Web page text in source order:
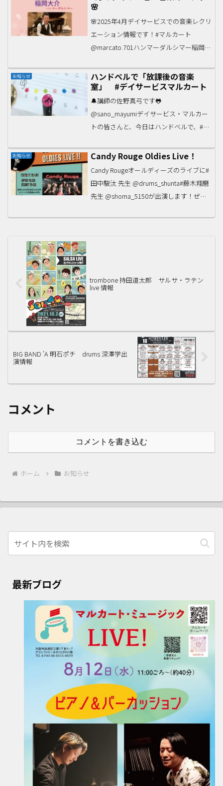
fes vol....
🌸
🌸2025年4月デイサービスでの音楽レクリ
エーション情報です！#マルカート
@marcato.701ハンマーダルシマー稲岡さ
弦楽器、異国情緒を味わってください✨#
まごのて楢葉 堺#フローレス兄弟@flore...
お知らせ
ハンドベルで「放課後の音楽
室」 #デイサービスマルカート
🔔講師の佐野真弓です🐸
@sano_mayumiデイサービス・マルカー
トの皆さんと、今日はハンドベルで、#放
た✨次回、9/15（金）13:45ごろ〜ミニラ
イブです！#新井正美 piano#光井さくら
v...
お知らせ Candy Rouge Oldies Live！
Candy Rougeオールディーズのライブに#
田中駿汰 先生 @drums_shunta#藤木翔磨
先生 @shoma_5150が出演します！ぜひ
trombone 持田道太郎 サルサ・ラテン
live 情報
BIG BAND ’A 明石ポチ drums 深澤学出
演情報
コメント
コメントを書き込む
ホーム お知らせ
最新ブログ